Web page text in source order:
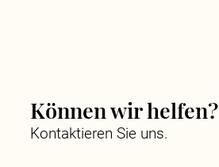
Können wir helfen?
Kontaktieren Sie uns.